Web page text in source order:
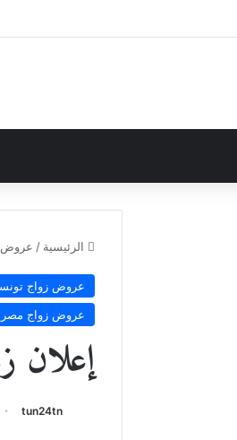
الرئيسية / عروض
عروض زواج
عروض زواج
إعلان
tun24tn